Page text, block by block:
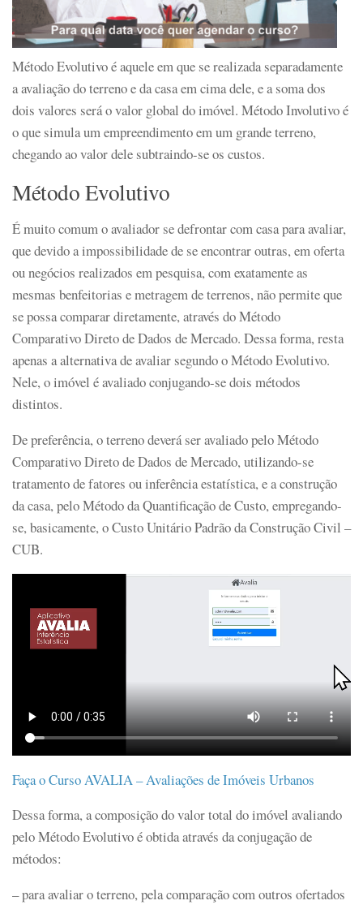
Método Evolutivo é aquele em que se realizada separadamente
a avaliação do terreno e da casa em cima dele, e a soma dos
dois valores será o valor global do imóvel. Método Involutivo é
o que simula um empreendimento em um grande terreno,
chegando ao valor dele subtraindo-se os custos.
Método Evolutivo
É muito comum o avaliador se defrontar com casa para avaliar,
que devido a impossibilidade de se encontrar outras, em oferta
ou negócios realizados em pesquisa, com exatamente as
mesmas benfeitorias e metragem de terrenos, não permite que
se possa comparar diretamente, através do Método
Comparativo Direto de Dados de Mercado. Dessa forma, resta
apenas a alternativa de avaliar segundo o Método Evolutivo.
Nele, o imóvel é avaliado conjugando-se dois métodos
distintos.
De preferência, o terreno deverá ser avaliado pelo Método
Comparativo Direto de Dados de Mercado, utilizando-se
tratamento de fatores ou inferência estatística, e a construção
da casa, pelo Método da Quantificação de Custo, empregando-
se, basicamente, o Custo Unitário Padrão da Construção Civil –
CUB.
Faça o Curso AVALIA – Avaliações de Imóveis Urbanos
Dessa forma, a composição do valor total do imóvel avaliando
pelo Método Evolutivo é obtida através da conjugação de
métodos:
– para avaliar o terreno, pela comparação com outros ofertados